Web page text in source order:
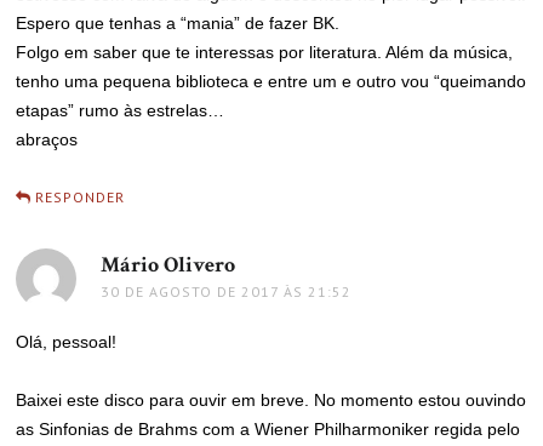
Espero que tenhas a “mania” de fazer BK.
Folgo em saber que te interessas por literatura. Além da música,
tenho uma pequena biblioteca e entre um e outro vou “queimando
etapas” rumo às estrelas…
abraços
RESPONDER
Mário Olivero
30 DE AGOSTO DE 2017 ÀS 21:52
Olá, pessoal!
Baixei este disco para ouvir em breve. No momento estou ouvindo
as Sinfonias de Brahms com a Wiener Philharmoniker regida pelo